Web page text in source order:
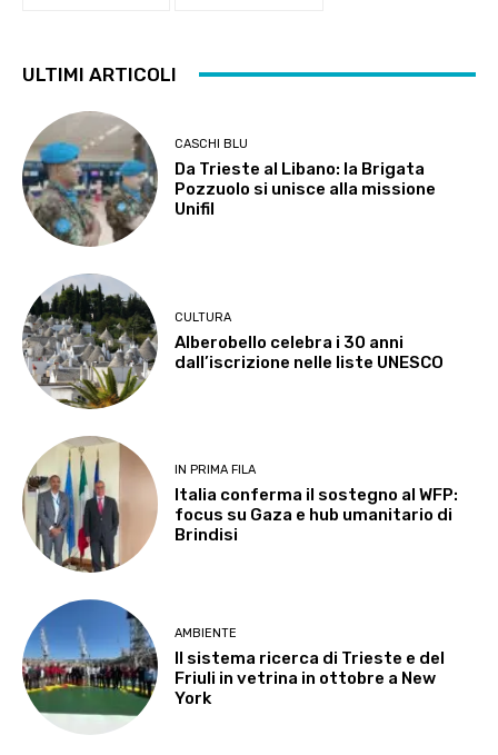
ULTIMI ARTICOLI
CASCHI BLU
Da Trieste al Libano: la Brigata
Pozzuolo si unisce alla missione
Unifil
CULTURA
Alberobello celebra i 30 anni
dall’iscrizione nelle liste UNESCO
IN PRIMA FILA
Italia conferma il sostegno al WFP:
focus su Gaza e hub umanitario di
Brindisi
AMBIENTE
Il sistema ricerca di Trieste e del
Friuli in vetrina in ottobre a New
York